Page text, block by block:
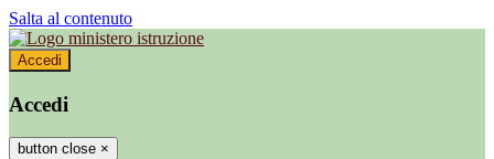
Salta al contenuto
Accedi
Accedi
button close ×